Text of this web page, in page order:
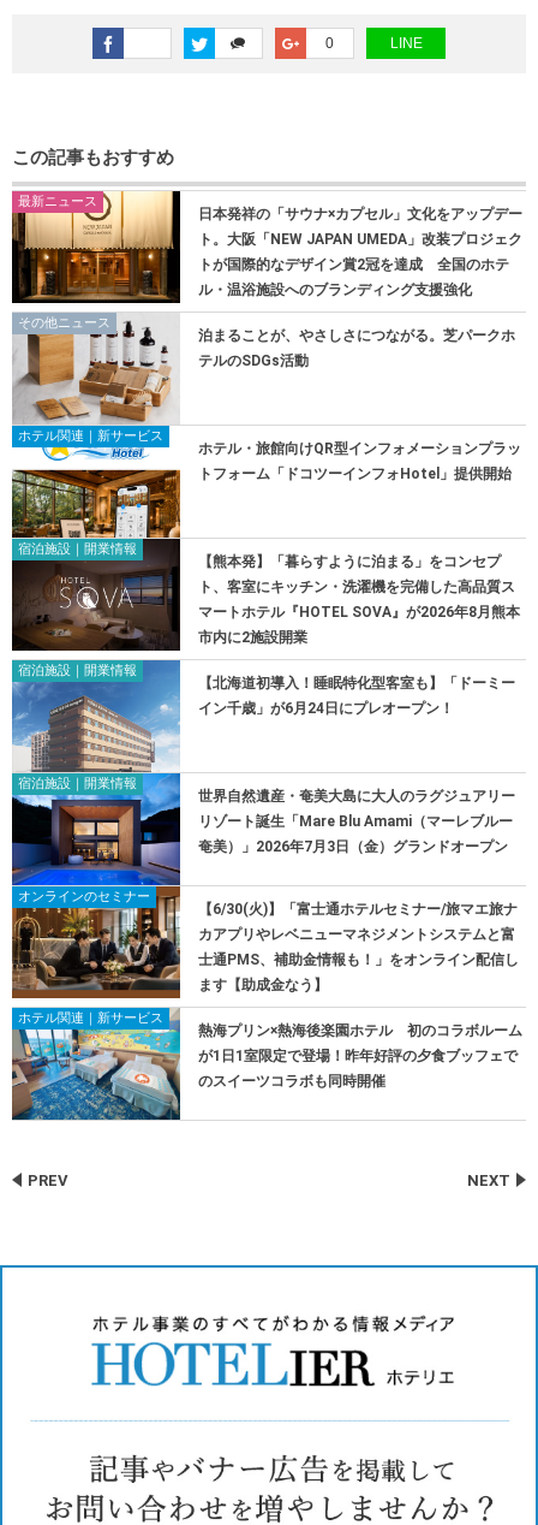
0 LINE
この記事もおすすめ
最新ニュース
日本発祥の「サウナ×カプセル」文化をアップデー
ト。大阪「NEW JAPAN UMEDA」改装プロジェク
トが国際的なデザイン賞2冠を達成 全国のホテ
ル・温浴施設へのブランディング支援強化
その他ニュース
泊まることが、やさしさにつながる。芝パークホ
テルのSDGs活動
ホテル関連｜新サービス
ホテル・旅館向けQR型インフォメーションプラッ
トフォーム「ドコツーインフォHotel」提供開始
宿泊施設｜開業情報
【熊本発】「暮らすように泊まる」をコンセプ
ト、客室にキッチン・洗濯機を完備した高品質ス
マートホテル『HOTEL SOVA』が2026年8月熊本
市内に2施設開業
宿泊施設｜開業情報
【北海道初導入！睡眠特化型客室も】「ドーミー
イン千歳」が6月24日にプレオープン！
宿泊施設｜開業情報
世界自然遺産・奄美大島に大人のラグジュアリー
リゾート誕生「Mare Blu Amami（マーレブルー
奄美）」2026年7月3日（金）グランドオープン
オンラインのセミナー
【6/30(火)】「富士通ホテルセミナー/旅マエ旅ナ
カアプリやレベニューマネジメントシステムと富
士通PMS、補助金情報も！」をオンライン配信し
ます【助成金なう】
ホテル関連｜新サービス
熱海プリン×熱海後楽園ホテル 初のコラボルーム
が1日1室限定で登場！昨年好評の夕食ブッフェで
のスイーツコラボも同時開催
PREV NEXT